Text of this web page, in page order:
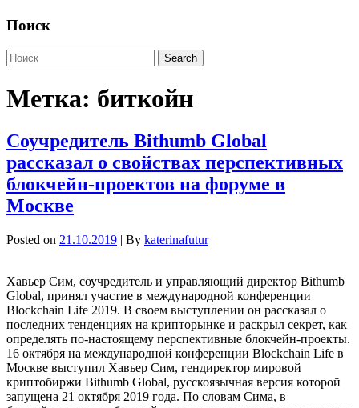
Поиск
Метка: биткойн
Соучредитель Bithumb Global
рассказал о свойствах перспективных
блокчейн-проектов на форуме в
Москве
Posted on 21.10.2019 | By katerinafutur
Хавьер Сим, соучредитель и управляющий директор Bithumb
Global, принял участие в международной конференции
Blockchain Life 2019. В своем выступлении он рассказал о
последних тенденциях на крипторынке и раскрыл секрет, как
определять по-настоящему перспективные блокчейн-проекты.
16 октября на международной конференции Blockchain Life в
Москве выступил Хавьер Сим, гендиректор мировой
криптобиржи Bithumb Global, русскоязычная версия которой
запущена 21 октября 2019 года. По словам Сима, в